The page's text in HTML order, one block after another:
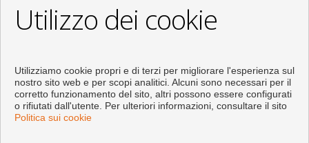
29780 Nerja (Málaga)
+34 951834450
info@appartementennerja.nl
Dal Lunedi fino al Venerdì : 09:30 - 15:00 e 16:00 - 19:00
Utilizzo dei cookie
Utilizziamo cookie propri e di terzi per migliorare l'esperienza sul
nostro sito web e per scopi analitici. Alcuni sono necessari per il
corretto funzionamento del sito, altri possono essere configurati
o rifiutati dall'utente. Per ulteriori informazioni, consultare il sito
Politica sui cookie